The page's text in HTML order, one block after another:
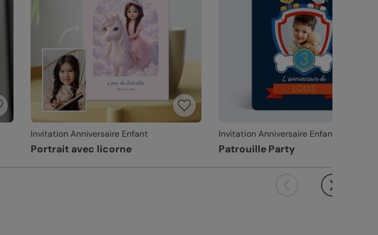
Invitation Anniversaire Enfant
Portrait avec licorne
Invitation Anniversaire Enfant
Patrouille Party